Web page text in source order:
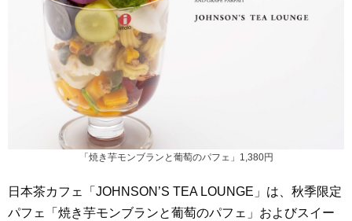
「焼き芋モンブランと葡萄のパフェ」1,380円
日本茶カフェ「JOHNSON’S TEA LOUNGE」は、秋季限定
パフェ「焼き芋モンブランと葡萄のパフェ」およびスイー